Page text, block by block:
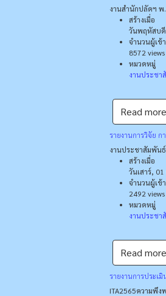
งานสำนักปลัดฯ
สร้างเมื่อ
วันพฤหัสบ
จำนวนผู้เข้
8572 views
หมวดหมู่
งานประชา
Read
รายงานการวิจัย
งานประชาสัมพันธ์
สร้างเมื่อ
วันเสาร์,
จำนวนผู้เข้
2492 views
หมวดหมู่
งานประชา
Read
รายงานการประเ
ITA2565ความพึง